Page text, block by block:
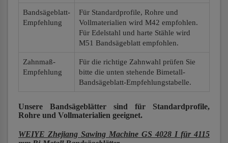
Bandsägeblatt-
Empfehlung
Für Standardprofile, Rohre und
Vollmaterialien wird M42 empfohlen.
Für Edelstahl und harte Stähle wird
M51 Bandsägeblatt empfohlen.
Zahnmaß-
Empfehlung
Für die richtige Zahnwahl prüfen Sie
bitte die unten stehende Bimetall-
Bandsägeblatt-Empfehlungstabelle.
Unsere Bandsägeblätter sind für Standardprofile,
Rohre und Vollmaterialien geeignet.
WEIYE Zhejiang Sawing Machine GS 4028 I für 4115